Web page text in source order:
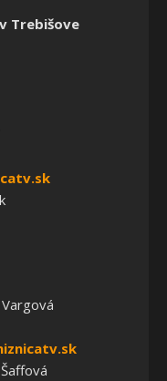
Trebišove